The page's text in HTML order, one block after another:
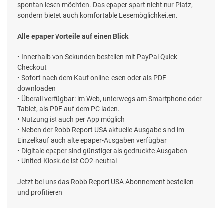
spontan lesen möchten. Das epaper spart nicht nur Platz,
sondern bietet auch komfortable Lesemöglichkeiten.
Alle epaper Vorteile auf einen Blick
• Innerhalb von Sekunden bestellen mit PayPal Quick
Checkout
• Sofort nach dem Kauf online lesen oder als PDF
downloaden
• Überall verfügbar: im Web, unterwegs am Smartphone oder
Tablet, als PDF auf dem PC laden.
• Nutzung ist auch per App möglich
• Neben der Robb Report USA aktuelle Ausgabe sind im
Einzelkauf auch alte epaper-Ausgaben verfügbar
• Digitale epaper sind günstiger als gedruckte Ausgaben
• United-Kiosk.de ist CO2-neutral
Jetzt bei uns das Robb Report USA Abonnement bestellen
und profitieren